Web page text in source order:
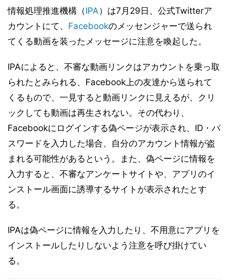
情報処理推進機構（IPA）は7月29日、公式Twitterア
カウントにて、 Facebookのメッセンジャーで送られ
てくる動画を装ったメッセージに注意を喚起した。
IPAによると、不審な動画リンクはアカウントを乗っ取
られたとみられる、Facebook上の友達から送られて
くるもので、一見すると動画リンクに見えるが、クリ
ックしても動画は再生されない。その代わり、
Facebookにログインする偽ページが表示され、ID・パ
スワードを入力した場合、自分のアカウント情報が盗
まれる可能性があるという。また、偽ページに情報を
入力すると、不審なアンケートサイトや、アプリのイ
ンストール画面に誘導するサイトが表示されたとす
る。
IPAは偽ページに情報を入力したり、不用意にアプリを
インストールしたりしないよう注意を呼び掛けてい
る。